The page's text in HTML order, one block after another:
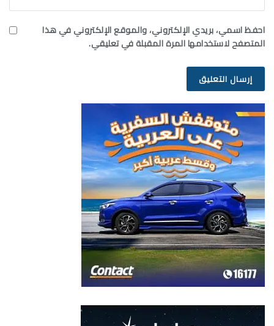
احفظ اسمي، بريدي الإلكتروني، والموقع الإلكتروني في هذا
المتصفح لاستخدامها المرة المقبلة في تعليقي.